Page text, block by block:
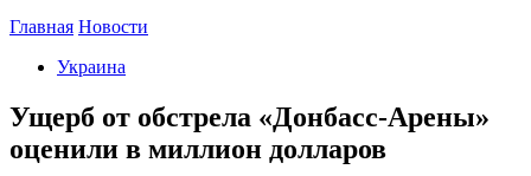
Главная Новости
Украина
Ущерб от обстрела «Донбасс-Арены»
оценили в миллион долларов